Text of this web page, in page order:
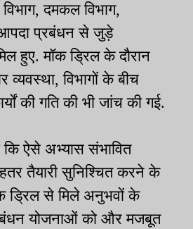
दमकल विभाग,
प्रबंधन से जुड़े
हुए. मॉक ड्रिल के दौरान
व्यवस्था, विभागों के बीच
की गति की भी जांच की गई.
कि ऐसे अभ्यास संभावित
तैयारी सुनिश्चित करने के
ड्रिल से मिले अनुभवों के
योजनाओं को और मजबूत